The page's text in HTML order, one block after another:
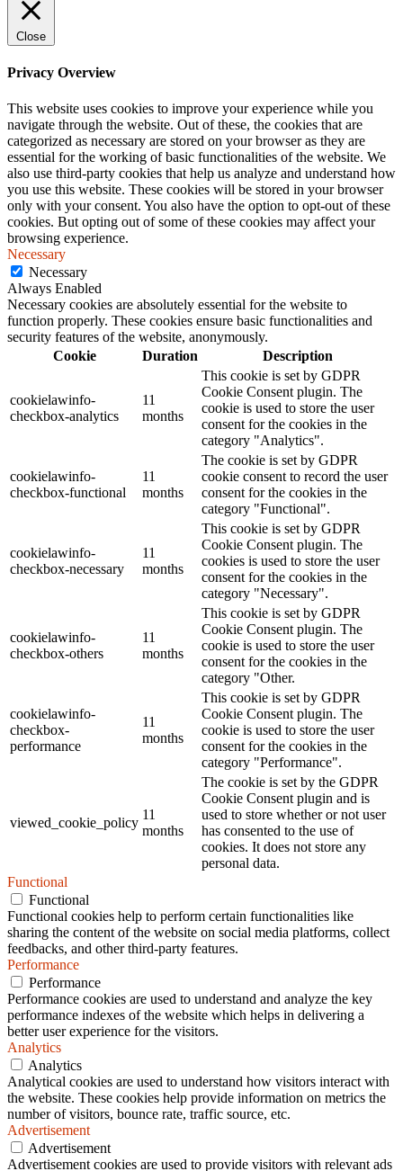
Close
Privacy Overview
This website uses cookies to improve your experience while you
navigate through the website. Out of these, the cookies that are
categorized as necessary are stored on your browser as they are
essential for the working of basic functionalities of the website. We
also use third-party cookies that help us analyze and understand how
you use this website. These cookies will be stored in your browser
only with your consent. You also have the option to opt-out of these
cookies. But opting out of some of these cookies may affect your
browsing experience.
Necessary
Necessary
Always Enabled
Necessary cookies are absolutely essential for the website to
function properly. These cookies ensure basic functionalities and
security features of the website, anonymously.
Cookie
Duration Description
cookielawinfo-
checkbox-analytics
11
months
This cookie is set by GDPR
Cookie Consent plugin. The
cookie is used to store the user
consent for the cookies in the
category "Analytics".
cookielawinfo-
checkbox-functional
11
months
The cookie is set by GDPR
cookie consent to record the user
consent for the cookies in the
category "Functional".
cookielawinfo-
checkbox-necessary
11
months
This cookie is set by GDPR
Cookie Consent plugin. The
cookies is used to store the user
consent for the cookies in the
category "Necessary".
cookielawinfo-
checkbox-others
11
months
This cookie is set by GDPR
Cookie Consent plugin. The
cookie is used to store the user
consent for the cookies in the
category "Other.
cookielawinfo-
checkbox-
performance
11
months
This cookie is set by GDPR
Cookie Consent plugin. The
cookie is used to store the user
consent for the cookies in the
category "Performance".
viewed_cookie_policy
11
months
The cookie is set by the GDPR
Cookie Consent plugin and is
used to store whether or not user
has consented to the use of
cookies. It does not store any
personal data.
Functional
Functional
Functional cookies help to perform certain functionalities like
sharing the content of the website on social media platforms, collect
feedbacks, and other third-party features.
Performance
Performance
Performance cookies are used to understand and analyze the key
performance indexes of the website which helps in delivering a
better user experience for the visitors.
Analytics
Analytics
Analytical cookies are used to understand how visitors interact with
the website. These cookies help provide information on metrics the
number of visitors, bounce rate, traffic source, etc.
Advertisement
Advertisement
Advertisement cookies are used to provide visitors with relevant ads